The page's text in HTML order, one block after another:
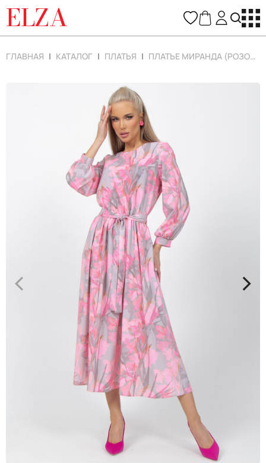
ELZA
ГЛАВНАЯ КАТАЛОГ ПЛАТЬЯ ПЛАТЬЕ МИРАНДА (РОЗОВЫЙ)
< >